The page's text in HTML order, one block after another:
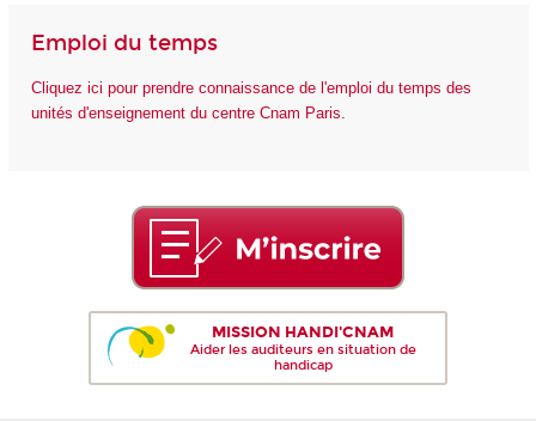
Emploi du temps
Cliquez ici pour prendre connaissance de l'emploi du temps des
unités d'enseignement du centre Cnam Paris.
MISSION HANDI'CNAM
Aider les auditeurs en situation de
handicap